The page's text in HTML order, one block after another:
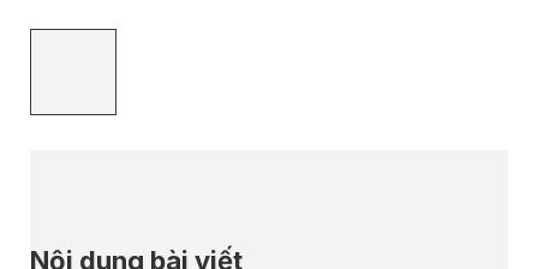
Nội dung bài viết